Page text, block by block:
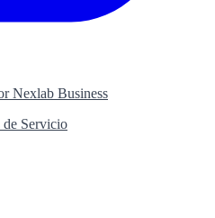
Nexlab Business
Servicio